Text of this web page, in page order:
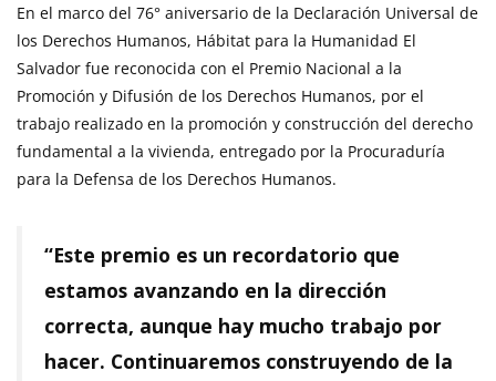
En el marco del 76° aniversario de la Declaración Universal de
los Derechos Humanos, Hábitat para la Humanidad El
Salvador fue reconocida con el Premio Nacional a la
Promoción y Difusión de los Derechos Humanos, por el
trabajo realizado en la promoción y construcción del derecho
fundamental a la vivienda, entregado por la Procuraduría
para la Defensa de los Derechos Humanos.
“Este premio es un recordatorio que
estamos avanzando en la dirección
correcta, aunque hay mucho trabajo por
hacer. Continuaremos construyendo de la